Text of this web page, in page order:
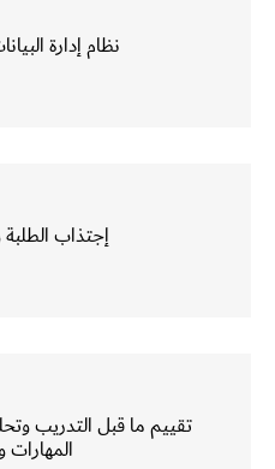
نظام إدارة
إجتذاب الطلبة
تقييم ما قبل التدريب
المهارات